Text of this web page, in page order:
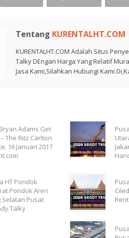
Tentang KURENTALHT.COM
KURENTALHT.COM Adalah Situs
Talky DEngan Harga Yang Relatif
Jasa Kami,Silahkan Hubungi Kami
Adams Get
The Ritz Carlton
16 Januari 2017
HT Pondok
Pondok Aren
Selatan Pusat
Talky